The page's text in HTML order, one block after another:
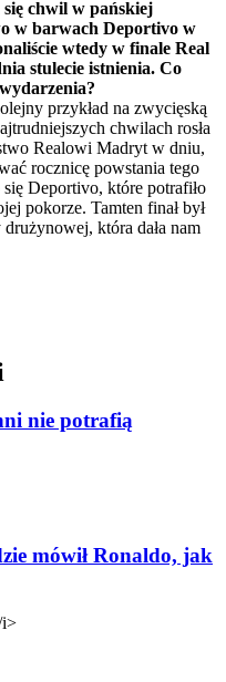
chwil w pańskiej
w barwach Deportivo w
wtedy w finale Real
stulecie istnienia. Co
przykład na zwycięską
chwilach rosła
Realowi Madryt w dniu,
rocznicę powstania tego
Deportivo, które potrafiło
pokorze. Tamten finał był
która dała nam
nie potrafią
mówił Ronaldo, jak
i>